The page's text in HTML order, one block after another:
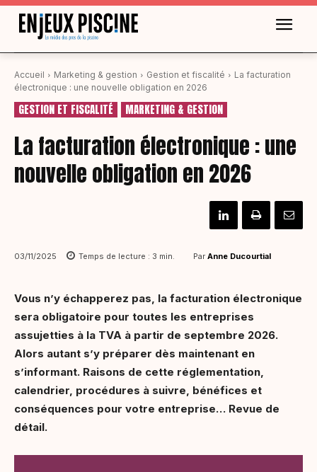
Accueil Marketing & gestion Gestion et fiscalité
La facturation
électronique : une nouvelle obligation en 2026
GESTION ET FISCALITÉ MARKETING & GESTION
La facturation électronique : une
nouvelle obligation en 2026
03/11/2025 Temps de lecture : 3 min. Par Anne Ducourtial
Vous n’y échapperez pas, la facturation électronique
sera obligatoire pour toutes les entreprises
assujetties à la TVA à partir de septembre 2026.
Alors autant s’y préparer dès maintenant en
s’informant. Raisons de cette réglementation,
calendrier, procédures à suivre, bénéfices et
conséquences pour votre entreprise… Revue de
détail.